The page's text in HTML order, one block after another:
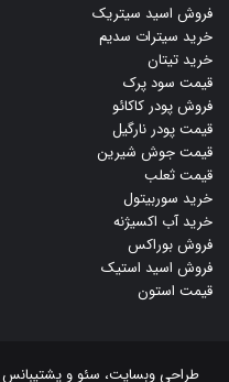
فروش اسید سیتریک
خرید سیترات سدیم
خرید تیتان
قیمت سود پرک
فروش پودر کاکائو
قیمت پودر نارگیل
قیمت جوش شیرین
قیمت ثعلب
خرید سوربیتول
خرید آب اکسیژنه
فروش بوراکس
فروش اسید استیک
قیمت استون
طراحی وبسایت، سئو و